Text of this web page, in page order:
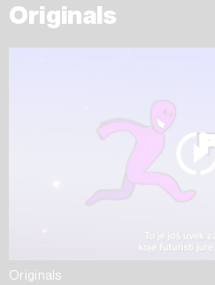
Originals
Originals